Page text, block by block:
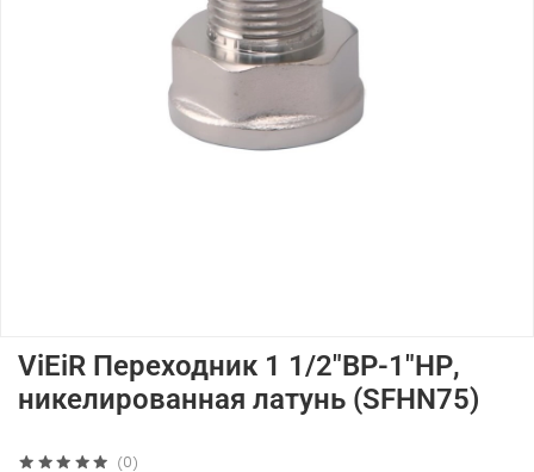
(0)
ViEiR Переходник 1 1/2"ВР-1"НР,
никелированная латунь (SFHN75)